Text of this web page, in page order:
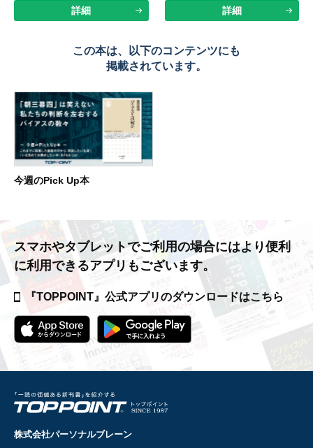
詳細 詳細
この本は、以下のコンテンツにも
掲載されています。
今週のPick Up本
スマホやタブレットでご利用の場合にはより便利
に利用できるアプリもございます。
『TOPPOINT』公式アプリのダウンロードはこちら
株式会社パーソナルブレーン